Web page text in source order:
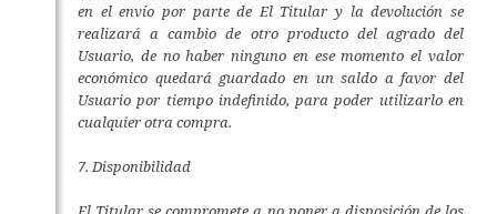
en el envío por parte de El Titular y la devolución se
realizará a cambio de otro producto del agrado del
Usuario, de no haber ninguno en ese momento el valor
económico quedará guardado en un saldo a favor del
Usuario por tiempo indefinido, para poder utilizarlo en
cualquier otra compra.
7. Disponibilidad